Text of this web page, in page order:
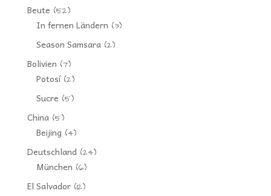
Beute (52)
In fernen Ländern (3)
Season Samsara(2)
Bolivien (7)
Potosí(2)
Sucre (5)
China(5)
Beijing (4)
Deutschland(24)
München (6)
El Salvador(12)